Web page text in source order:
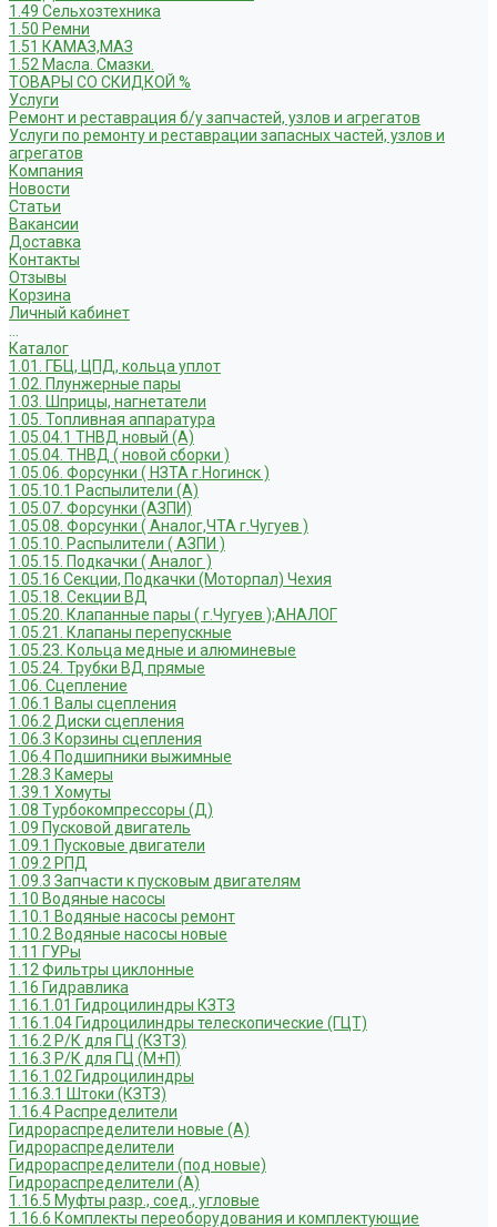
1.49 Сельхозтехника
1.50 Ремни
1.51 КАМАЗ,МАЗ
1.52 Масла. Смазки.
ТОВАРЫ СО СКИДКОЙ %
Услуги
Ремонт и реставрация б/у запчастей, узлов и агрегатов
Услуги по ремонту и реставрации запасных частей, узлов и
агрегатов
Компания
Новости
Статьи
Вакансии
Доставка
Контакты
Отзывы
Корзина
Личный кабинет
Каталог
1.01. ГБЦ, ЦПД, кольца уплот
1.02. Плунжерные пары
1.03. Шприцы, нагнетатели
1.05. Топливная аппаратура
1.05.04.1 ТНВД новый (А)
1.05.04. ТНВД ( новой сборки )
1.05.06. Форсунки ( НЗТА г.Ногинск )
1.05.10.1 Распылители (А)
1.05.07. Форсунки (АЗПИ)
1.05.08. Форсунки ( Аналог,ЧТА г.Чугуев )
1.05.10. Распылители ( АЗПИ )
1.05.15. Подкачки ( Аналог )
1.05.16 Секции, Подкачки (Моторпал) Чехия
1.05.18. Секции ВД
1.05.20. Клапанные пары ( г.Чугуев );АНАЛОГ
1.05.21. Клапаны перепускные
1.05.23. Кольца медные и алюминевые
1.05.24. Трубки ВД прямые
1.06. Сцепление
1.06.1 Валы сцепления
1.06.2 Диски сцепления
1.06.3 Корзины сцепления
1.06.4 Подшипники выжимные
1.28.3 Камеры
1.39.1 Хомуты
1.08 Турбокомпрессоры (Д)
1.09 Пусковой двигатель
1.09.1 Пусковые двигатели
1.09.2 РПД
1.09.3 Запчасти к пусковым двигателям
1.10 Водяные насосы
1.10.1 Водяные насосы ремонт
1.10.2 Водяные насосы новые
1.11 ГУРы
1.12 Фильтры циклонные
1.16 Гидравлика
1.16.1.01 Гидроцилиндры КЗТЗ
1.16.1.04 Гидроцилиндры телескопические (ГЦТ)
1.16.2 Р/К для ГЦ (КЗТЗ)
1.16.3 Р/К для ГЦ (М+П)
1.16.1.02 Гидроцилиндры
1.16.3.1 Штоки (КЗТЗ)
1.16.4 Распределители
Гидрораспределители новые (А)
Гидрораспределители
Гидрораспределители (под новые)
Гидрораспределители (А)
1.16.5 Муфты разр., соед., угловые
1.16.6 Комплекты переоборудования и комплектующие